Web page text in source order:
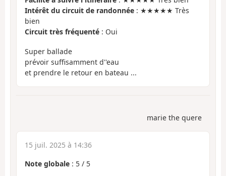
Intérêt du circuit de randonnée : ★★★★★ Très
bien
Circuit très fréquenté : Oui
Super ballade
prévoir suffisamment d''eau
et prendre le retour en bateau ...
marie the quere
15 juil. 2025 à 14:36
Note globale : 5 / 5